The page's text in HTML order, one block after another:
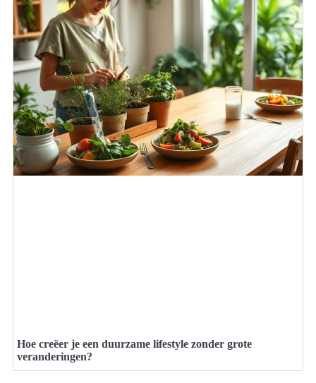
Hoe creëer je een duurzame lifestyle zonder grote
veranderingen?